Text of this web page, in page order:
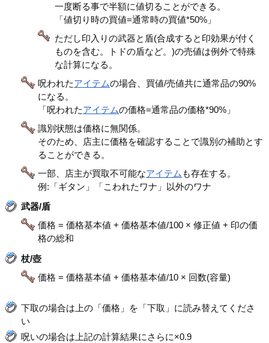
一度断る事で半額に値切ることができる。
「値切り時の買値=通常時の買値*50%」
ただし印入りの武器と盾(合成すると印効果が付く
ものを含む。トドの盾など。)の売値は例外で特殊
な計算になる。
呪われたアイテムの場合、買値/売値共に通常品の90%
になる。
「呪われたアイテムの価格=通常品の価格*90%」
識別状態は価格に無関係。
そのため、店主に価格を確認することで識別の補助とす
ることができる。
一部、店主が買取不可能なアイテム も存在する。
例:「ギタン」「こわれたワナ」以外のワナ
武器/盾
価格 = 価格基本値 + 価格基本値/100 × 修正値 + 印の価
格の総和
杖/壺
価格 = 価格基本値 + 価格基本値/10 × 回数(容量)
下取の場合は上の「価格」を「下取」に読み替えてくださ
い
呪いの場合は上記の計算結果にさらに×0.9